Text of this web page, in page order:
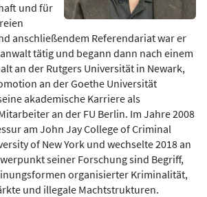
und für
anschließendem Referendariat war er
tätig und begann dann nach einem
an der Rutgers Universität in Newark,
an der Goethe Universität
akademische Karriere als
an der FU Berlin. Im Jahre 2008
am John Jay College of Criminal
of New York und wechselte 2018 an
seiner Forschung sind Begriff,
organisierter Kriminalität,
und illegale Machtstrukturen.